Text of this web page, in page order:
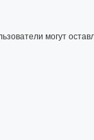
могут